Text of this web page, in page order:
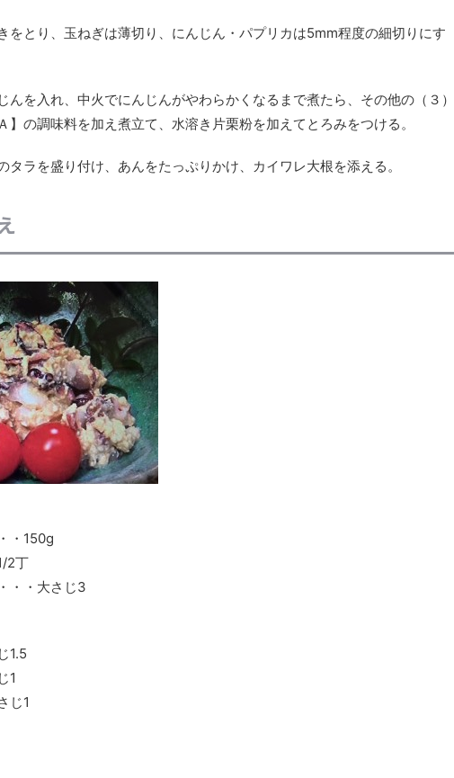
をとり、玉ねぎは薄切り、にんじん・パプリカは5mm程度の細切りにす
んを入れ、中火でにんじんがやわらかくなるまで煮たら、その他の（３）
】の調味料を加え煮立て、水溶き片栗粉を加えてとろみをつける。
タラを盛り付け、あんをたっぷりかけ、カイワレ大根を添える。
・150g
2丁
・・大さじ3
1.5
1
じ1